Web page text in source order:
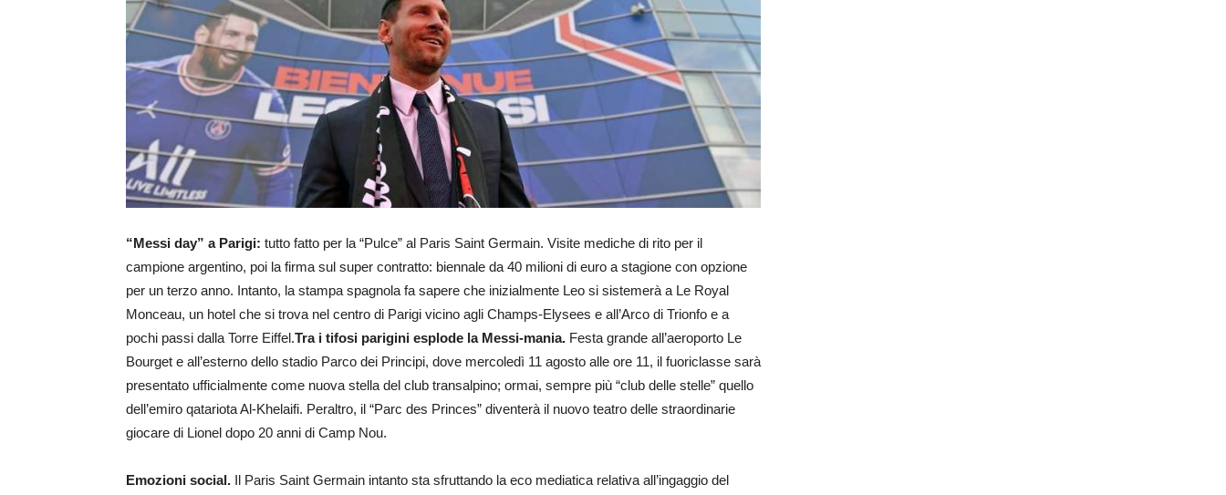
“Messi day” a Parigi: tutto fatto per la “Pulce” al Paris Saint Germain. Visite mediche di rito per il
campione argentino, poi la firma sul super contratto: biennale da 40 milioni di euro a stagione con opzione
per un terzo anno. Intanto, la stampa spagnola fa sapere che inizialmente Leo si sistemerà a Le Royal
Monceau, un hotel che si trova nel centro di Parigi vicino agli Champs-Elysees e all’Arco di Trionfo e a
pochi passi dalla Torre Eiffel.Tra i tifosi parigini esplode la Messi-mania. Festa grande all’aeroporto Le
Bourget e all’esterno dello stadio Parco dei Principi, dove mercoledì 11 agosto alle ore 11, il fuoriclasse sarà
presentato ufficialmente come nuova stella del club transalpino; ormai, sempre più “club delle stelle” quello
dell’emiro qatariota Al-Khelaifi. Peraltro, il “Parc des Princes” diventerà il nuovo teatro delle straordinarie
giocare di Lionel dopo 20 anni di Camp Nou.
Emozioni social. Il Paris Saint Germain intanto sta sfruttando la eco mediatica relativa all’ingaggio del